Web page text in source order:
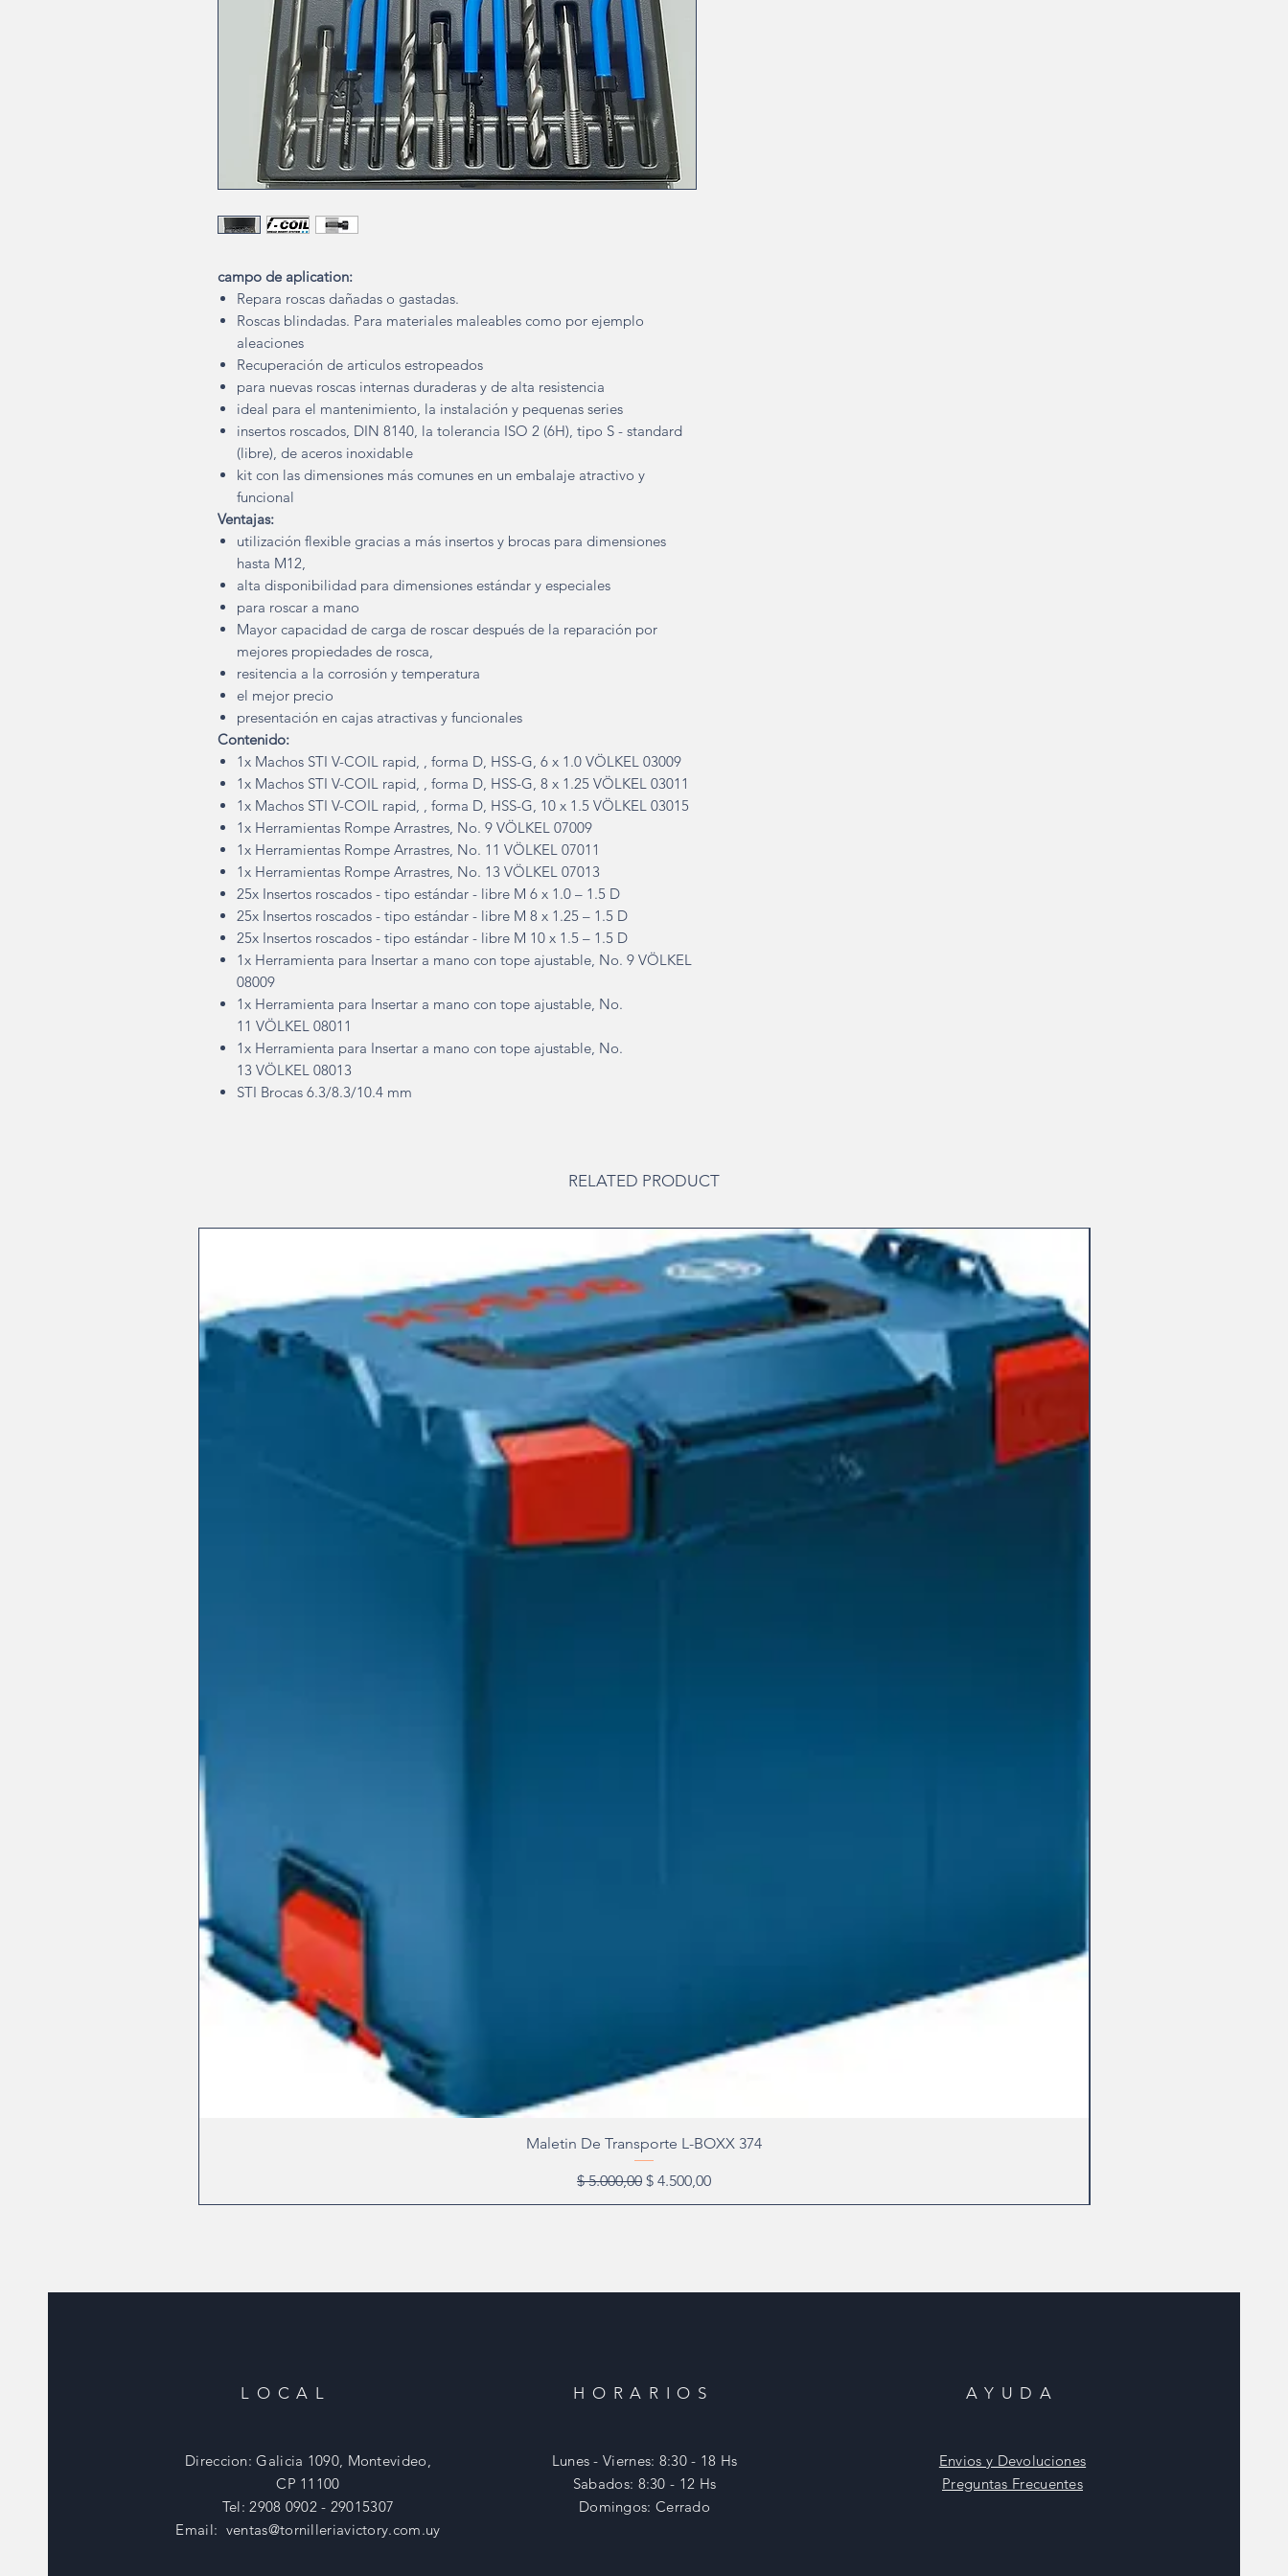
campo de aplication:
Repara roscas dañadas o gastadas.
Roscas blindadas. Para materiales maleables como por ejemplo
aleaciones
Recuperación de articulos estropeados
para nuevas roscas internas duraderas y de alta resistencia
ideal para el mantenimiento, la instalación y pequenas series
insertos roscados, DIN 8140, la tolerancia ISO 2 (6H), tipo S - standard
(libre), de aceros inoxidable
kit con las dimensiones más comunes en un embalaje atractivo y
funcional
Ventajas:
utilización flexible gracias a más insertos y brocas para dimensiones
hasta M12,
alta disponibilidad para dimensiones estándar y especiales
para roscar a mano
Mayor capacidad de carga de roscar después de la reparación por
mejores propiedades de rosca,
resitencia a la corrosión y temperatura
el mejor precio
presentación en cajas atractivas y funcionales
Contenido:
1x Machos STI V-COIL rapid, , forma D, HSS-G, 6 x 1.0 VÖLKEL 03009
1x Machos STI V-COIL rapid, , forma D, HSS-G, 8 x 1.25 VÖLKEL 03011
1x Machos STI V-COIL rapid, , forma D, HSS-G, 10 x 1.5 VÖLKEL 03015
1x Herramientas Rompe Arrastres, No. 9 VÖLKEL 07009
1x Herramientas Rompe Arrastres, No. 11 VÖLKEL 07011
1x Herramientas Rompe Arrastres, No. 13 VÖLKEL 07013
25x Insertos roscados - tipo estándar - libre M 6 x 1.0 – 1.5 D
25x Insertos roscados - tipo estándar - libre M 8 x 1.25 – 1.5 D
25x Insertos roscados - tipo estándar - libre M 10 x 1.5 – 1.5 D
1x Herramienta para Insertar a mano con tope ajustable, No. 9 VÖLKEL
08009
1x Herramienta para Insertar a mano con tope ajustable, No.
11 VÖLKEL 08011
1x Herramienta para Insertar a mano con tope ajustable, No.
13 VÖLKEL 08013
STI Brocas 6.3/8.3/10.4 mm
RELATED PRODUCT
Maletin De Transporte L-BOXX 374
Precio
$ 5.000,00 Precio de oferta
$ 4.500,00
LOCAL
Direccion: Galicia 1090, Montevideo,
CP 11100
Tel: 2908 0902 - 29015307
Email: ventas@tornilleriavictory.com.uy
HORARIOS
Lunes - Viernes: 8:30 - 18 Hs
​​Sabados: 8:30 - 12 Hs
​Domingos: Cerrado
AYUDA
Envios y Devoluciones
Preguntas Frecuentes